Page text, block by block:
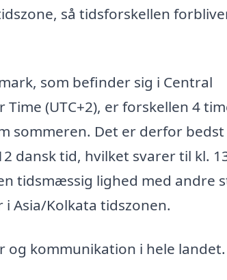
så tidsforskellen
som befinder sig i Central
(UTC+2), er forskellen 4
sommeren. Det er derfor
dansk tid, hvilket svarer til kl.
tidsmæssig lighed med andre
Asia/Kolkata tidszonen.
kommunikation i hele landet.